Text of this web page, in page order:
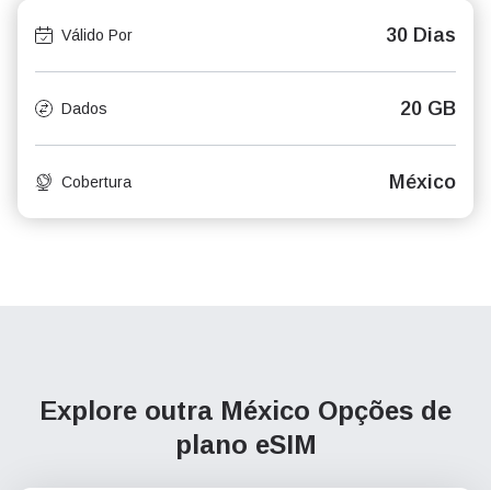
Válido Por 30 Dias
Dados 20 GB
Cobertura México
Explore outra México Opções de
plano eSIM